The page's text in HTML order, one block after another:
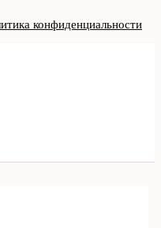
конфиденциальности